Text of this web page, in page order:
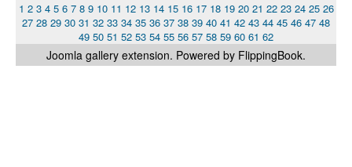
1 2 3 4 5 6 7 8 9 10 11 12 13 14 15 16 17 18 19 20 21 22 23 24 25 26
27 28 29 30 31 32 33 34 35 36 37 38 39 40 41 42 43 44 45 46 47 48
49 50 51 52 53 54 55 56 57 58 59 60 61 62
Joomla gallery extension. Powered by FlippingBook.